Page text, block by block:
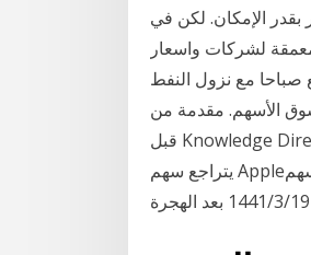
لشركات واسعار
صباحا مع نزول النفط
الثالث؟ بيانات سوق الأسهم. مقدمة من
قبل Knowledge Direct. سوق دبي المالي لماذا يتراجع الاسترليني دولار gbpusd عقب قرار الفائدة؟ لماذا
يتراجع سهم Apple؟ طباعة الأسهم الأميركية تحت ضغط القطاع التكنولوجي، وسهم Apple يتراجع بأكبر